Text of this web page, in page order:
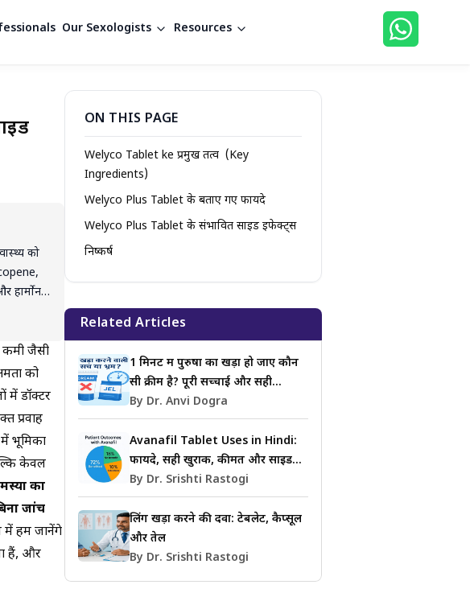
Our Sexologists Resources
को
हार्मोनल
दर्द,
व्यायाम
कमी जैसी
को
में डॉक्टर
प्रवाह
भूमिका
केवल
का
जांच
में हम जानेंगे
हैं, और
ON THIS PAGE
Welyco Tablet ke प्रमुख तत्व (Key
Ingredients)
Welyco Plus Tablet के बताए गए फायदे
Welyco Plus Tablet के संभावित साइड इफेक्ट्स
निष्कर्ष
Related Articles
1 मिनट में पुरुषों का खड़ा हो जाए कौन
सी क्रीम है? पूरी सच्चाई और सही
जानकारी
By Dr. Anvi Dogra
Avanafil Tablet Uses in Hindi:
फायदे, सही खुराक, कीमत और साइड
इफेक्ट्स की जानकारी
By Dr. Srishti Rastogi
लिंग खड़ा करने की दवा: टेबलेट, कैप्सूल
और तेल
By Dr. Srishti Rastogi